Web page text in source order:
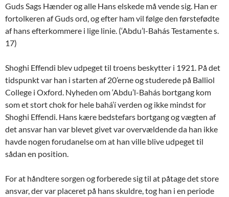
Guds Sags Hænder og alle Hans elskede må vende sig. Han er
fortolkeren af Guds ord, og efter ham vil følge den førstefødte
af hans efterkommere i lige linie. (‘Abdu’l-Bahás Testamente s.
17)
Shoghi Effendi blev udpeget til troens beskytter i 1921. På det
tidspunkt var han i starten af 20’erne og studerede på Balliol
College i Oxford. Nyheden om ‘Abdu’l-Bahás bortgang kom
som et stort chok for hele bahá’í verden og ikke mindst for
Shoghi Effendi. Hans kære bedstefars bortgang og vægten af
det ansvar han var blevet givet var overvældende da han ikke
havde nogen forudanelse om at han ville blive udpeget til
sådan en position.
For at håndtere sorgen og forberede sig til at påtage det store
ansvar, der var placeret på hans skuldre, tog han i en periode